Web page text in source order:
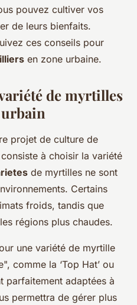
pouvez cultiver vos
de leurs bienfaits.
ces conseils pour
en zone urbaine.
de myrtilles
projet de culture de
à choisir la variété
de myrtilles ne sont
Certains
froids, tandis que
régions plus chaudes.
une variété de myrtille
comme la ‘Top Hat’ ou
parfaitement adaptées à
permettra de gérer plus